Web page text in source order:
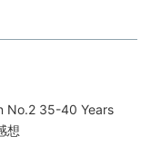
No.2 35-40 Years
想